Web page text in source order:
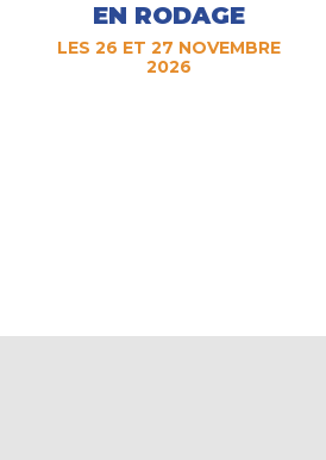
EN RODAGE
LES 26 ET 27 NOVEMBRE
2026